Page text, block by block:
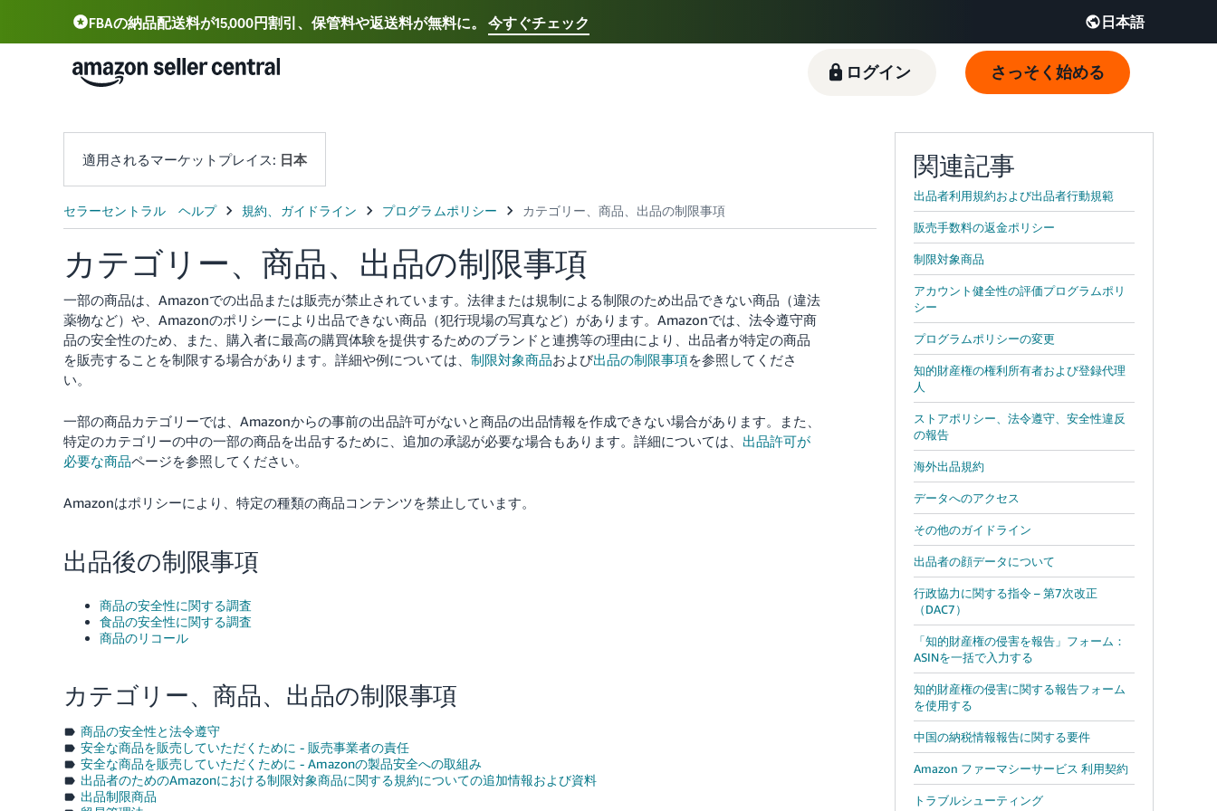
FBAの納品配送料が15,000円割引、保管料や返送料が無料に。 今すぐチェック 日本語
Select your preferred language
中文 - CN Deutsch - DE 日本語 - JP English - JP
ログイン さっそく始める
適用されるマーケットプレイス: 日本
カテゴリー、商品、出品の制限事項
一部の商品は、Amazonでの出品または販売が禁止されています。法律または規制による制限のため出品できない商品（違法
薬物など）や、Amazonのポリシーにより出品できない商品（犯行現場の写真など）があります。 Amazonでは、法令遵守商
品の安全性のため、また、購入者に最高の購買体験を提供するためのブランドと連携等の理由により、出品者が特定の商品
を販売することを制限する場合があります。 詳細や例については、 制限対象商品および出品の制限事項を参照してくださ
い。
一部の商品カテゴリーでは、Amazonからの事前の出品許可がないと商品の出品情報を作成できない場合があります。また、
特定のカテゴリーの中の一部の商品を出品するために、追加の承認が必要な場合もあります。詳細については、 出品許可が
必要な商品ページを参照してください。
Amazonはポリシーにより、特定の種類の商品コンテンツを禁止しています。
出品後の制限事項
商品の安全性に関する調査
食品の安全性に関する調査
商品のリコール
カテゴリー、商品、出品の制限事項
商品の安全性と法令遵守
安全な商品を販売していただくために - 販売事業者の責任
安全な商品を販売していただくために - Amazonの製品安全への取組み
出品者のためのAmazonにおける制限対象商品に関する規約についての追加情報および資料
出品制限商品
関連記事
出品者利用規約および出品者行動規範
販売手数料の返金ポリシー
制限対象商品
アカウント健全性の評価プログラムポリ
シー
プログラムポリシーの変更
知的財産権の権利所有者および登録代理
人
ストアポリシー、法令遵守、安全性違反
の報告
海外出品規約
データへのアクセス
その他のガイドライン
出品者の顔データについて
行政協力に関する指令 – 第7次改正
（DAC7）
「知的財産権の侵害を報告」フォーム：
ASINを一括で入力する
知的財産権の侵害に関する報告フォーム
を使用する
中国の納税情報報告に関する要件
Amazon ファーマシーサービス 利用契約
トラブルシューティング